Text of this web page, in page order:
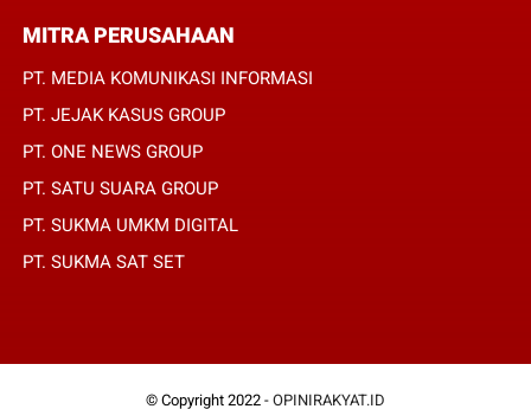
MITRA PERUSAHAAN
PT. MEDIA KOMUNIKASI INFORMASI
PT. JEJAK KASUS GROUP
PT. ONE NEWS GROUP
PT. SATU SUARA GROUP
PT. SUKMA UMKM DIGITAL
PT. SUKMA SAT SET
© Copyright 2022 - OPINIRAKYAT.ID